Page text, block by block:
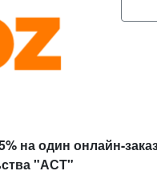
на один онлайн-
"АСТ"